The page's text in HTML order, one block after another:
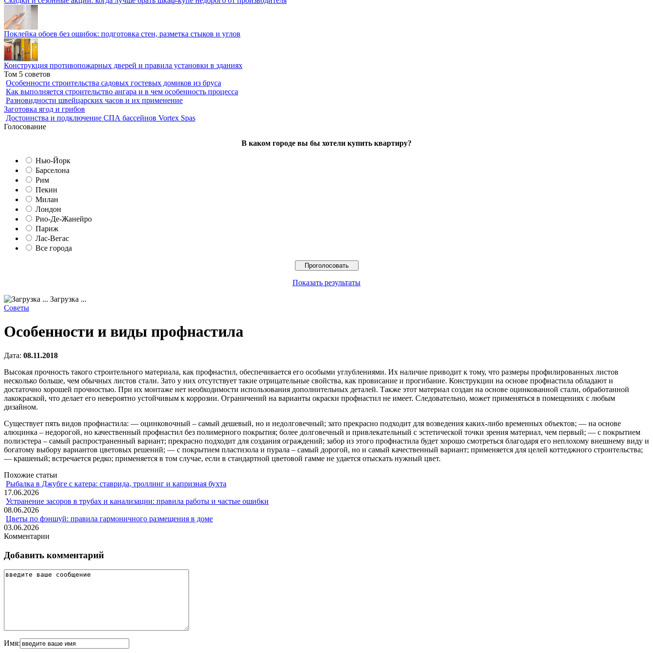
Поклейка обоев без ошибок: подготовка стен, разметка стыков и углов
Конструкция противопожарных дверей и правила установки в зданиях
Том 5 советов
Особенности строительства садовых гостевых домиков из бруса
Как выполняется строительство ангара и в чем особенность процесса
Разновидности швейцарских часов и их применение
Заготовка ягод и грибов
Достоинства и подключение СПА бассейнов Vortex Spas
Голосование
В каком городе вы бы хотели купить квартиру?
Нью-Йорк
Барселона
Рим
Пекин
Милан
Лондон
Рио-Де-Жанейро
Париж
Лас-Вегас
Все города
Показать результаты
Загрузка ...
Советы
Особенности и виды профнастила
Дата: 08.11.2018
Высокая прочность такого строительного материала, как профнастил, обеспечивается его особыми углублениями. Их наличие приводит к тому, что размеры профилированных листов
несколько больше, чем обычных листов стали. Зато у них отсутствует такие отрицательные свойства, как провисание и прогибание. Конструкции на основе профнастила обладают и
достаточно хорошей прочностью. При их монтаже нет необходимости использования дополнительных деталей. Также этот материал создан на основе оцинкованной стали, обработанной
лакокраской, что делает его невероятно устойчивым к коррозии. Ограничений на варианты окраски профнастил не имеет. Следовательно, может применяться в помещениях с любым
дизайном.
Существует пять видов профнастила: — оцинковочный – самый дешевый, но и недолговечный; зато прекрасно подходит для возведения каких-либо временных объектов; — на основе
алюцинка – недорогой, но качественный профнастил без полимерного покрытия; более долговечный и привлекательный с эстетической точки зрения материал, чем первый; — с покрытием
полиэстера – самый распространенный вариант; прекрасно подходит для создания ограждений; забор из этого профнастила будет хорошо смотреться благодаря его неплохому внешнему виду и
богатому выбору вариантов цветовых решений; — с покрытием пластизола и пурала – самый дорогой, но и самый качественный вариант; применяется для целей коттеджного строительства;
— крашеный; встречается редко; применяется в том случае, если в стандартной цветовой гамме не удается отыскать нужный цвет.
Похожие статьи
Рыбалка в Джубге с катера: ставрида, троллинг и капризная бухта
17.06.2026
Устранение засоров в трубах и канализации: правила работы и частые ошибки
08.06.2026
Цветы по фэншуй: правила гармоничного размещения в доме
03.06.2026
Комментарии
Добавить комментарий
Имя: